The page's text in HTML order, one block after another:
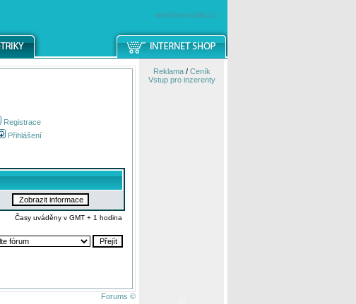
windowsmobile.cz
Registrace
Přihlášení
Časy uváděny v GMT + 1 hodina
Forums ©
Reklama/ Ceník
Vstup pro inzerenty